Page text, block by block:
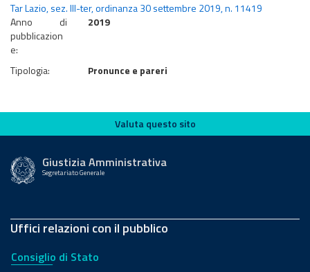
Tar Lazio, sez. III-ter, ordinanza 30 settembre 2019, n. 11419
Anno di
pubblicazion
e:
2019
Tipologia: Pronunce e pareri
Valuta questo sito
Valuta questo sito
Giustizia Amministrativa
Segretariato Generale
Uffici relazioni con il pubblico
Consiglio di Stato